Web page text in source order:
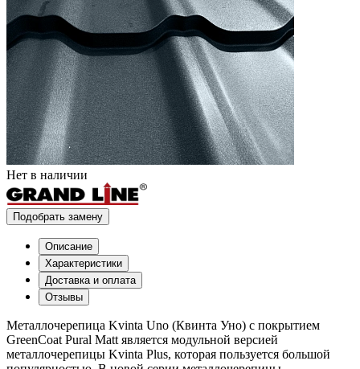
Нет в наличии
Подобрать замену
Описание
Характеристики
Доставка и оплата
Отзывы
Металлочерепица Kvinta Uno (Квинта Уно) с покрытием
GreenCoat Pural Matt является модульной версией
металлочерепицы Kvinta Plus, которая пользуется большой